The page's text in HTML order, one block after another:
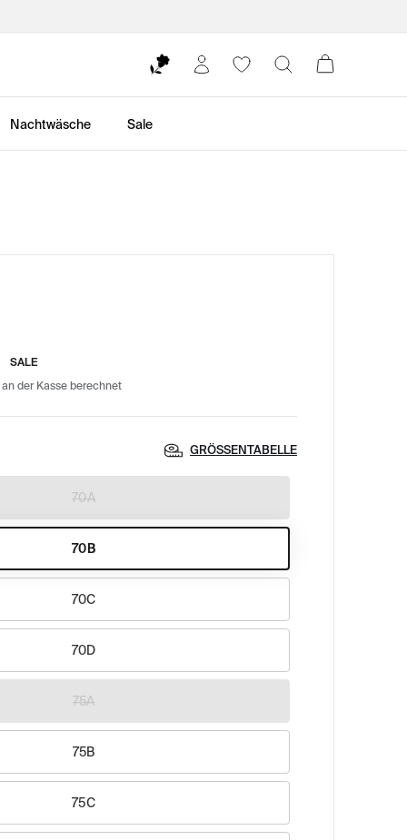
Nachtwäsche Sale
SALE
der Kasse berechnet
GRÖSSENTABELLE
70A
70B
70C
70D
75A
75B
75C